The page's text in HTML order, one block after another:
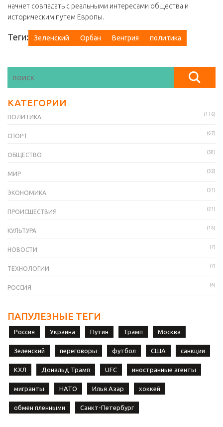
начнет совпадать с реальными интересами общества и
историческим путем Европы.
Теги: Зеленский Орбан Венгрия политика
КАТЕГОРИИ
ПОЛИТИКА (116)
СПОРТ (67)
ОБЩЕСТВО (58)
МИР (32)
ЭКОНОМИКА (31)
ПРОИСШЕСТВИЯ (21)
КУЛЬТУРА (16)
НОВОСТИ (7)
ТЕХНОЛОГИИ (7)
РОССИЯ (6)
ПАПУЛЕЗНЫЕ ТЕГИ
Россия Украина Путин Трамп Москва
Зеленский переговоры футбол США санкции
КХЛ Дональд Трамп UFC иностранные агенты
мигранты НАТО Илья Азар хоккей
обмен пленными Санкт-Петербург